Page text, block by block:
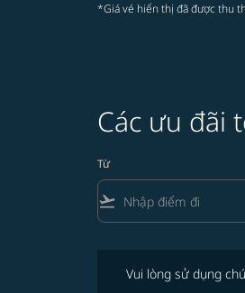
*Giá vé hiển thị đã được thu
Các ưu đãi
Từ
flight_takeoff
Vui lòng sử dụng